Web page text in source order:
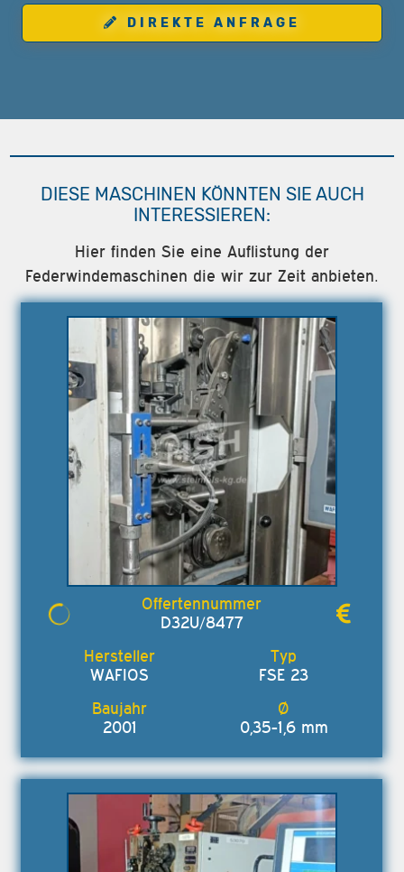
DIREKTE ANFRAGE
DIESE MASCHINEN KÖNNTEN SIE AUCH
INTERESSIEREN:
Hier finden Sie eine Auflistung der
Federwindemaschinen die wir zur Zeit anbieten.
D32U/8477
WAFIOS FSE 23
2001 0,35-1,6 mm